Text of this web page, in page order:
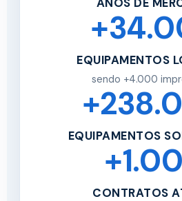
EQUIPAMENTOS
sendo +4.000
EQUIPAMENTOS
CONTRATOS